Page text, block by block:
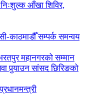
आँखा शिविर,
काठमाडौँ सम्पर्क समन्वय
महानगरको सम्मान
पुर्‍याउन सांसद छिरिङको